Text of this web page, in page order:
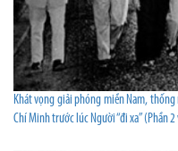
Khát vọng giải phóng miền Nam,
Chí Minh trước lúc Người “đi xa” (Phần 2